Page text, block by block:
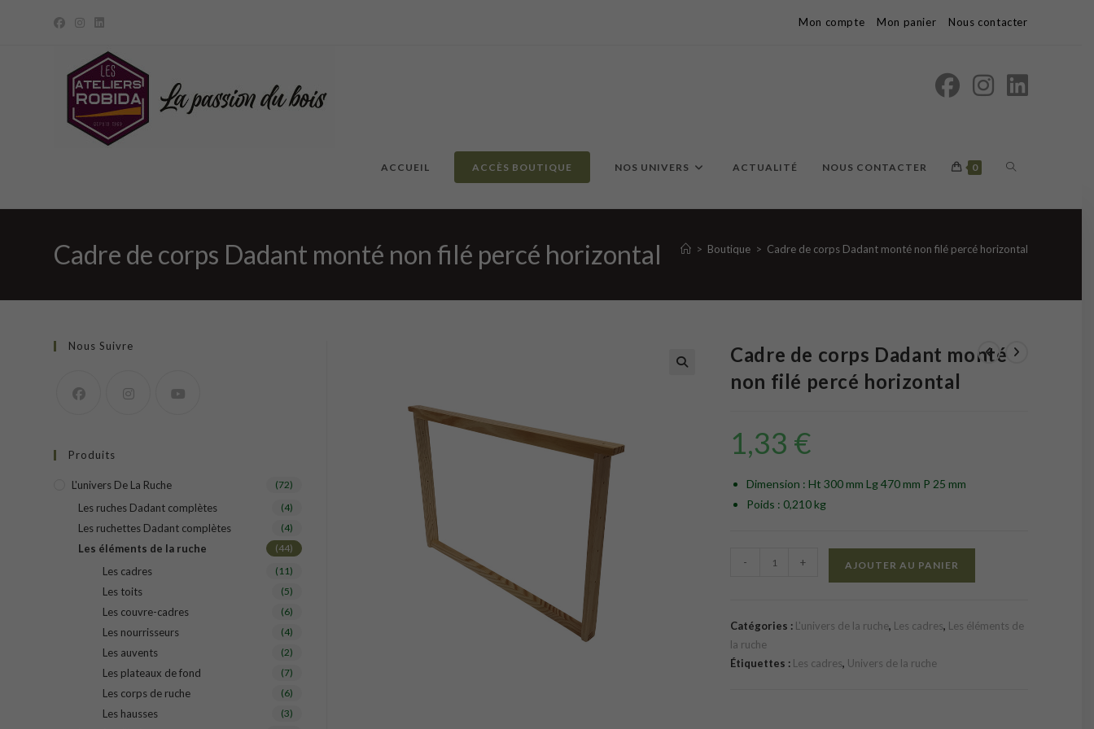
Mon compte Mon panier Nous contacter
ACCUEIL ACCÈS BOUTIQUE NOS UNIVERS ACTUALITÉ NOUS CONTACTER 0 TOGGLE
WEBSITE
Cadre de corps Dadant monté non filé percé horizontal > Boutique > Cadre de corps Dadant monté non filé percé horizontal
Cadre de corps Dadant monté
non filé percé horizontal
1,33 €
Dimension : Ht 300 mm Lg 470 mm P 25 mm
Poids : 0,210 kg
corps
Dadant
- + AJOUTER AU PANIER
Catégories : L'univers de la ruche, Les cadres, Les éléments de
la ruche
Étiquettes : Les cadres, Univers de la ruche
Nous Suivre
Produits
L'univers De La Ruche (72)
Les ruches Dadant complètes (4)
Les ruchettes Dadant complètes (4)
Les éléments de la ruche (44)
Les cadres (11)
Les toits (5)
Les couvre-cadres (6)
Les nourrisseurs (4)
Les auvents (2)
Les plateaux de fond (7)
Les corps de ruche (6)
Les hausses (3)